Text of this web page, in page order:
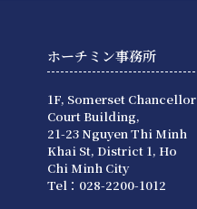
ホーチミン事務所
1F, Somerset Chancellor
Court Building,
21-23 Nguyen Thi Minh
Khai St, District 1, Ho
Chi Minh City
Tel：028-2200-1012